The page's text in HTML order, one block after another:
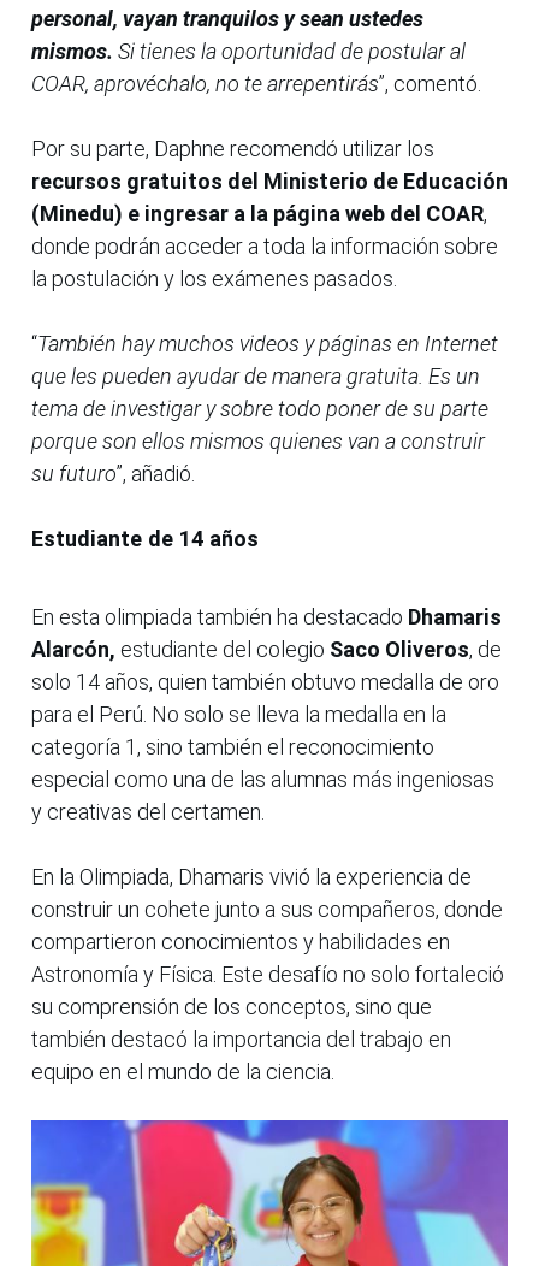
personal, vayan tranquilos y sean ustedes
mismos. Si tienes la oportunidad de postular al
COAR, aprovéchalo, no te arrepentirás”, comentó.
Por su parte, Daphne recomendó utilizar los
recursos gratuitos del Ministerio de Educación
(Minedu) e ingresar a la página web del COAR,
donde podrán acceder a toda la información sobre
la postulación y los exámenes pasados.
“También hay muchos videos y páginas en Internet
que les pueden ayudar de manera gratuita. Es un
tema de investigar y sobre todo poner de su parte
porque son ellos mismos quienes van a construir
su futuro”, añadió.
Estudiante de 14 años
En esta olimpiada también ha destacado Dhamaris
Alarcón, estudiante del colegio Saco Oliveros, de
solo 14 años, quien también obtuvo medalla de oro
para el Perú. No solo se lleva la medalla en la
categoría 1, sino también el reconocimiento
especial como una de las alumnas más ingeniosas
y creativas del certamen.
En la Olimpiada, Dhamaris vivió la experiencia de
construir un cohete junto a sus compañeros, donde
compartieron conocimientos y habilidades en
Astronomía y Física. Este desafío no solo fortaleció
su comprensión de los conceptos, sino que
también destacó la importancia del trabajo en
equipo en el mundo de la ciencia.